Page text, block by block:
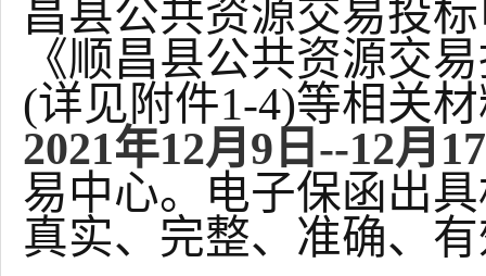
昌县公共资源交易投
《顺昌县公共资源交
(详见附件1-4)等相关
2021年12月 9 日 --12月 17
易中心。电子保函出
真实、完整、准确、